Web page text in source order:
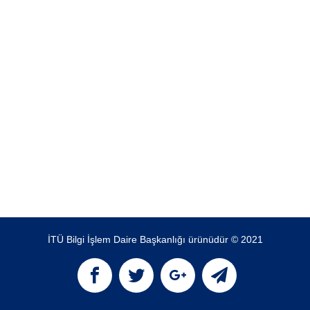
İTÜ Bilgi İşlem Daire Başkanlığı ürünüdür © 2021